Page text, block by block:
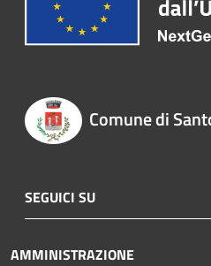
Comune di
SEGUICI SU
AMMINISTRAZIONE